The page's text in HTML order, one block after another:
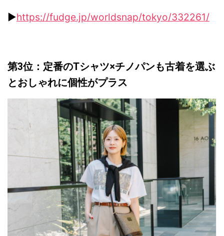
▶︎https://fudge.jp/worldsnap/tokyo/332261/
第3位：定番のTシャツ×チノパンも古着を選ぶ
とおしゃれに個性がプラス